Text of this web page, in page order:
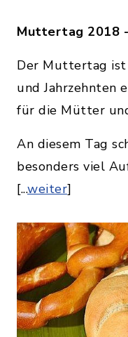
Muttertag 2018
Der Muttertag ist
und Jahrzehnten
für die Mütter
An diesem Tag
besonders viel
[...weiter]